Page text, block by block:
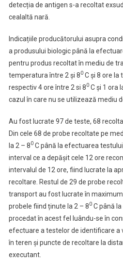
detecția de antigen s-a recoltat
cealaltă nară.
Indicațiile producătorului asupra
a produsului biologic până la
pentru produs recoltat în mediu de
temperatura între 2 și 80 C și 8 ore la
respectiv 4 ore între 2 si 80 C și 1 ora
cazul în care nu se utilizează mediu
Au fost lucrate 97 de teste, 68
Din cele 68 de probe recoltate pe
la 2 – 80 C până la efectuarea
interval ce a depășit cele 12 ore
intervalul de 12 ore, fiind lucrate la
recoltare. Restul de 29 de probe
transport au fost lucrate în
probele fiind ținute la 2 – 80 C până
procedat în acest fel luându-se în
efectuare a testelor de identificare a
în teren și puncte de recoltare la
executant.